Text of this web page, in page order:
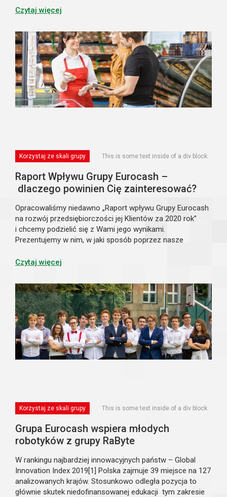
klientów, a jednocześnie rozwij...
Czytaj więcej
Korzystaj ze skali grupy This is some text inside of a div block.
Raport Wpływu Grupy Eurocash –
dlaczego powinien Cię zainteresować?
Opracowaliśmy niedawno „Raport wpływu Grupy Eurocash
na rozwój przedsiębiorczości jej Klientów za 2020 rok”
i chcemy podzielić się z Wami jego wynikami.
Prezentujemy w nim, w jaki sposób poprzez nasze
z nami przedsiębiorców, których jest już blisk...
Czytaj więcej
Korzystaj ze skali grupy This is some text inside of a div block.
Grupa Eurocash wspiera młodych
robotyków z grupy RaByte
W rankingu najbardziej innowacyjnych państw – Global
Innovation Index 2019[1] Polska zajmuje 39 miejsce na 127
analizowanych krajów. Stosunkowo odległa pozycja to
głównie skutek niedofinansowanej edukacji tym zakresie